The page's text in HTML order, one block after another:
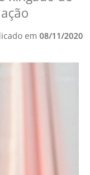
em 08/11/2020